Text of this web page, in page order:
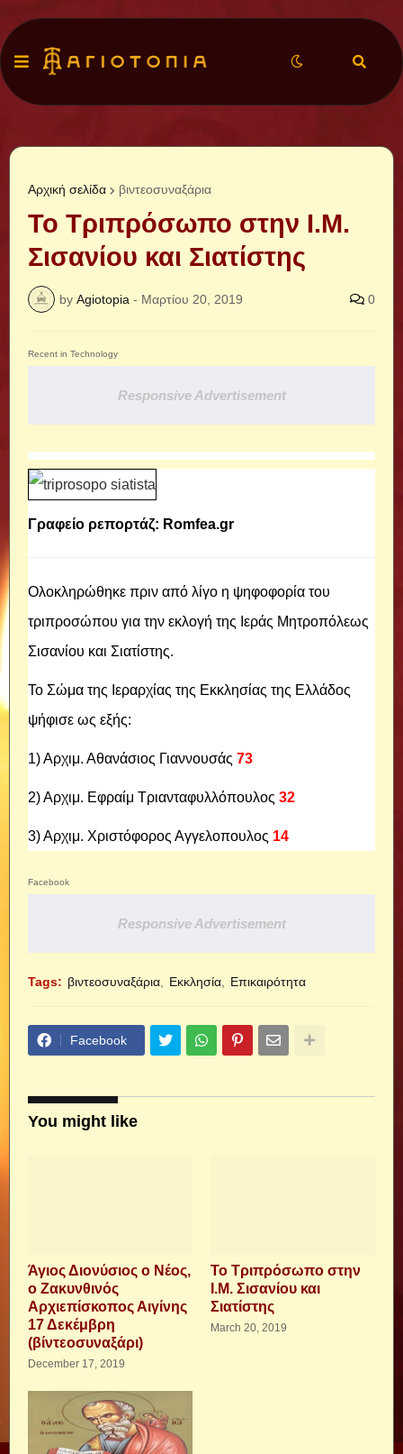
Αρχική σελίδα βιντεοσυναξάρια
Το Τριπρόσωπο στην Ι.Μ.
Σισανίου και Σιατίστης
by Agiotopia - Μαρτίου 20, 2019 0
Recent in Technology
Responsive Advertisement
Γραφείο ρεπορτάζ: Romfea.gr
Ολοκληρώθηκε πριν από λίγο η ψηφοφορία του
τριπροσώπου για την εκλογή της Ιεράς Μητροπόλεως
Σισανίου και Σιατίστης.
Το Σώμα της Ιεραρχίας της Εκκλησίας της Ελλάδος
ψήφισε ως εξής:
1) Αρχιμ. Αθανάσιος Γιαννουσάς 73
2) Αρχιμ. Εφραίμ Τριανταφυλλόπουλος 32
3) Αρχιμ. Χριστόφορος Αγγελοπουλος 14
Facebook
Responsive Advertisement
Tags: βιντεοσυναξάρια Εκκλησία Επικαιρότητα
Facebook
You might like
Άγιος Διονύσιος ο Νέος,
ο Ζακυνθινός
Αρχιεπίσκοπος Αιγίνης
17 Δεκέμβρη
(βίντεοσυναξάρι)
December 17, 2019
Το Τριπρόσωπο στην
Ι.Μ. Σισανίου και
Σιατίστης
March 20, 2019